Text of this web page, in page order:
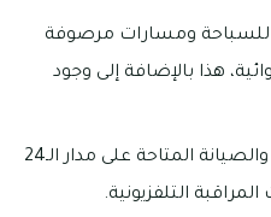
معين 2 برك للسباحة ومسارات مرصوفة
هذا بالإضافة إلى وجود
يوجد بالمجمع خدمات الأمن والصيانة المتاحة على مدار الـ24
التلفزيونية.